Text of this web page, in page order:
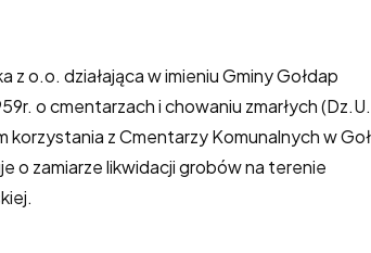
z o.o. działająca w imieniu Gminy Gołdap
o cmentarzach i chowaniu zmarłych
korzystania z Cmentarzy Komunalnych w
o zamiarze likwidacji grobów na terenie